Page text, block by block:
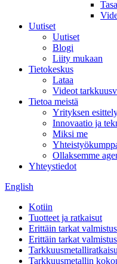
Uutiset
Uutiset
Blogi
Liity mukaan
Tietokeskus
Lataa
Videot
Tietoa meistä
Yrityksen
Innovaatio ja
Miksi me
Ollaksemme
Yhteystiedot
English
Kotiin
Tuotteet ja ratkaisut
Erittäin tarkat
Erittäin tarkat
Tarkkuusmetallin